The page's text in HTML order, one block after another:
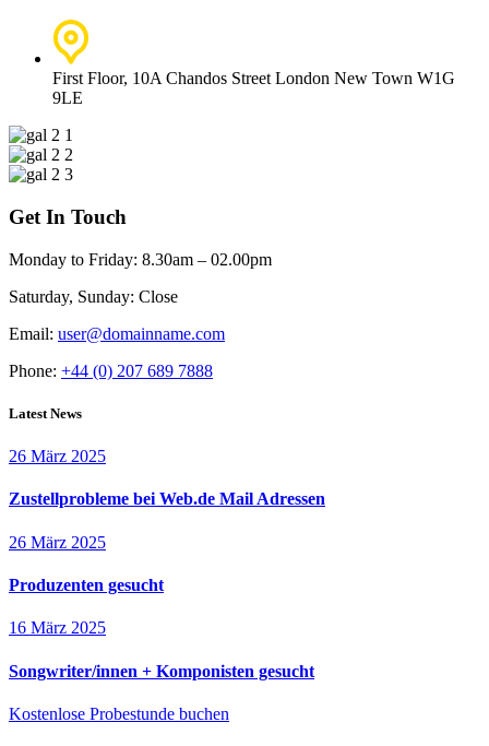
First Floor, 10A Chandos Street London New Town W1G
9LE
Get In Touch
Monday to Friday: 8.30am – 02.00pm
Saturday, Sunday: Close
Email: user@domainname.com
Phone: +44 (0) 207 689 7888
Latest News
26 März 2025
Zustellprobleme bei Web.de Mail Adressen
26 März 2025
Produzenten gesucht
16 März 2025
Songwriter/innen + Komponisten gesucht
Kostenlose Probestunde buchen